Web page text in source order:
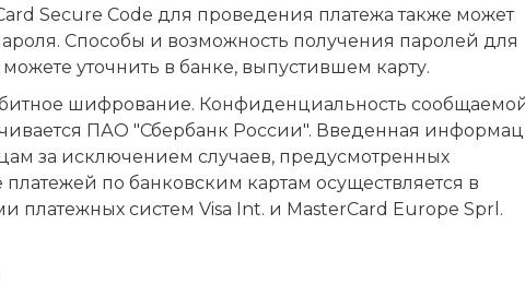
Secure Code для проведения платежа также может
Способы и возможность получения паролей для
уточнить в банке, выпустившем карту.
шифрование. Конфиденциальность
ПАО "Сбербанк России". Введенная
за исключением случаев, предусмотренных
по банковским картам осуществляется в
платежных систем Visa Int. и MasterCard Europe Sprl.